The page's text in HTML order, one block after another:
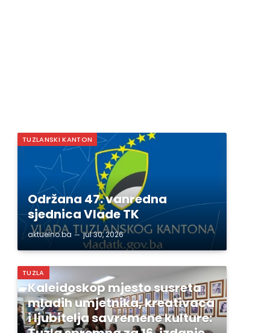
TUZLANSKI KANTON
Održana 47. vanredna
sjednica Vlade TK
aktuelno.ba jul 30, 2026
TUZLA
Kaleidoskop mjesto susreta
mladih umjetnika, kreativaca
i ljubitelja savremene kulture: